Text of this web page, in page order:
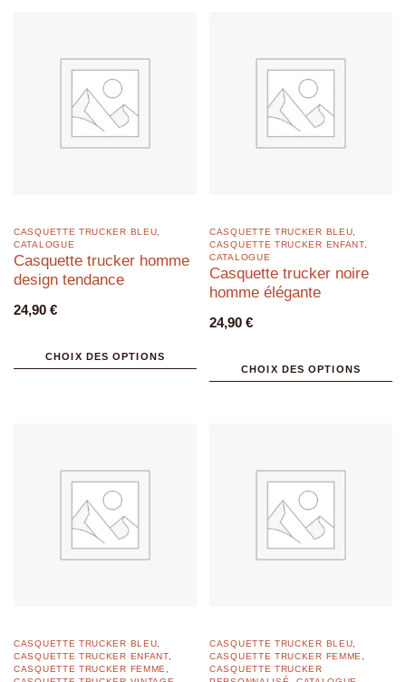
CASQUETTE TRUCKER BLEU
CATALOGUE
Casquette trucker homme
design tendance
24,90 €
CHOIX DES OPTIONS
CASQUETTE TRUCKER BLEU
CASQUETTE TRUCKER ENFANT,
CATALOGUE
Casquette trucker noire
homme élégante
24,90 €
CHOIX DES OPTIONS
CASQUETTE TRUCKER BLEU
CASQUETTE TRUCKER ENFANT,
CASQUETTE TRUCKER FEMME
CASQUETTE TRUCKER BLEU
CASQUETTE TRUCKER FEMME
CASQUETTE TRUCKER